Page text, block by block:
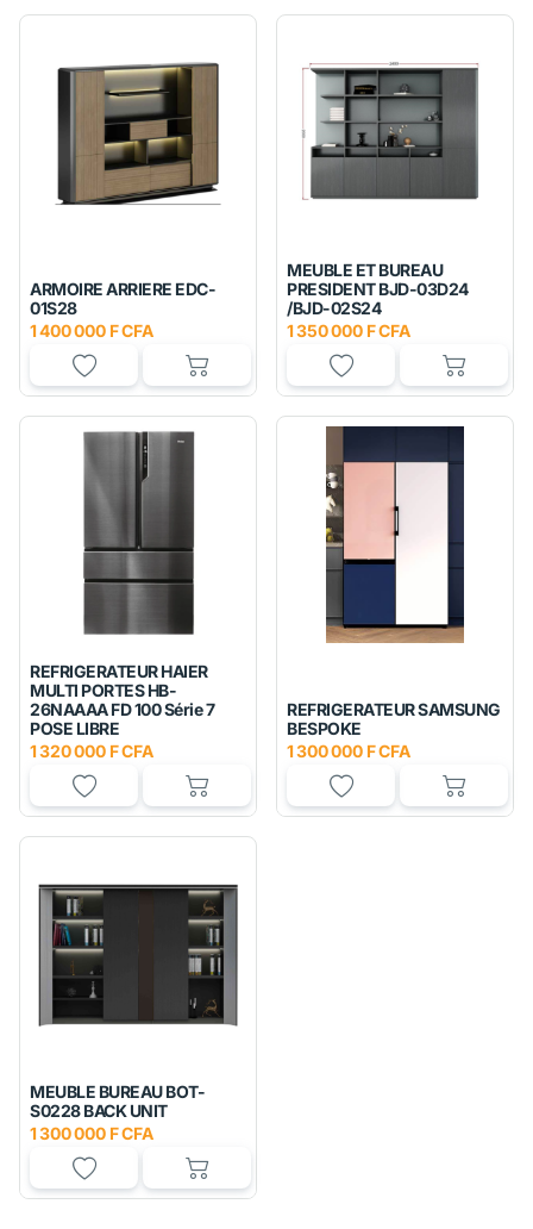
ARMOIRE ARRIERE EDC-
01S28
1 400 000 F CFA
MEUBLE ET BUREAU
PRESIDENT BJD-03D24
/BJD-02S24
1 350 000 F CFA
REFRIGERATEUR HAIER
MULTI PORTES HB-
26NAAAA FD 100 Série 7
POSE LIBRE
1 320 000 F CFA
REFRIGERATEUR SAMSUNG
BESPOKE
1 300 000 F CFA
MEUBLE BUREAU BOT-
S0228 BACK UNIT
1 300 000 F CFA